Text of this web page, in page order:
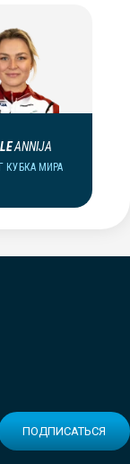
ANNIJA
КУБКА МИРА
ПОДПИСАТЬСЯ